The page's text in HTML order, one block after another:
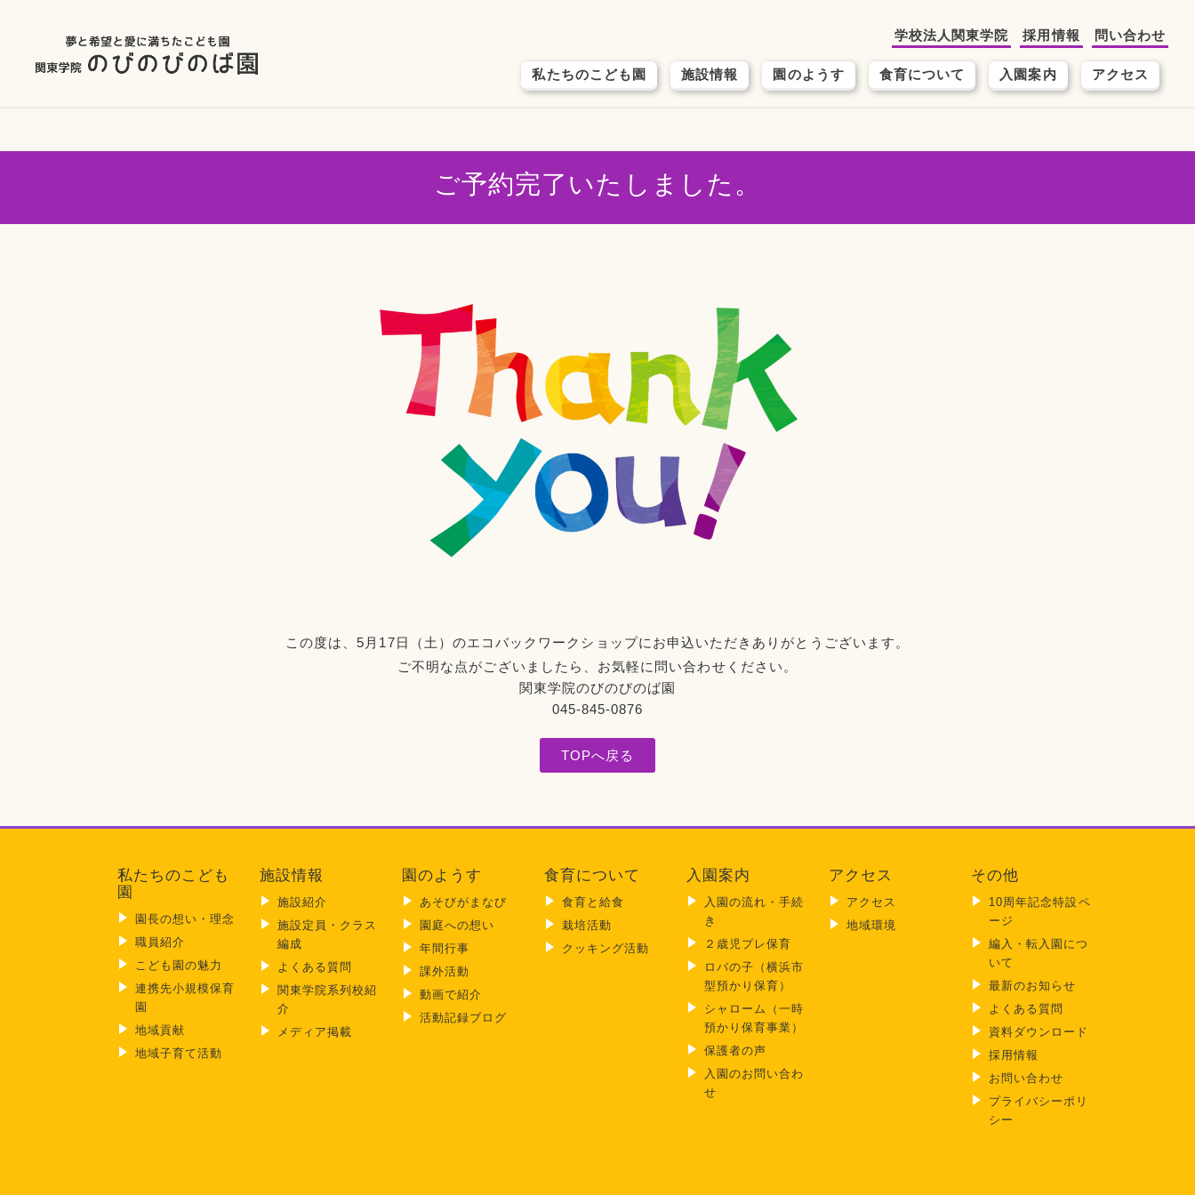
私たちのこども園 施設情報 園のようす 食育について 入園案内 アクセス
学校法人関東学院 採用情報 問い合わせ
ご予約完了いたしました。
この度は、5月17日（土）のエコバックワークショップにお申込いただきありがとうございます。
ご不明な点がございましたら、お気軽に問い合わせください。
関東学院のびのびのば園
045-845-0876
TOPへ戻る
私たちのこども
園
園長の想い・理念
職員紹介
こども園の魅力
連携先小規模保育
園
地域貢献
地域子育て活動
施設情報
施設紹介
施設定員・クラス
編成
よくある質問
関東学院系列校紹
介
メディア掲載
園のようす
あそびがまなび
園庭への想い
年間行事
課外活動
動画で紹介
活動記録ブログ
食育について
食育と給食
栽培活動
クッキング活動
入園案内
入園の流れ・手続
き
２歳児プレ保育
ロバの子（横浜市
型預かり保育）
シャローム（一時
預かり保育事業）
保護者の声
入園のお問い合わ
せ
アクセス
アクセス
地域環境
その他
10周年記念特設ペ
ージ
編入・転入園につ
いて
最新のお知らせ
よくある質問
資料ダウンロード
採用情報
お問い合わせ
プライバシーポリ
シー